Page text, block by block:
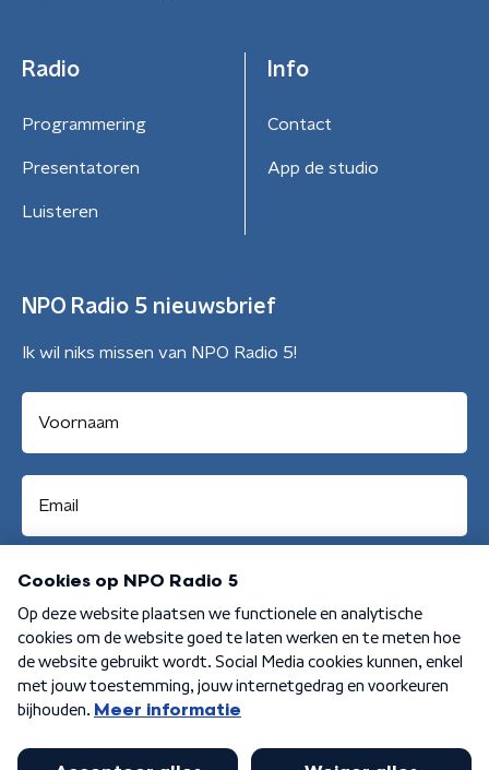
Radio
Programmering
Presentatoren
Luisteren
Info
Contact
App de studio
NPO Radio 5 nieuwsbrief
Ik wil niks missen van NPO Radio 5!
Aanmelden
Algemene voorwaarden Privacybeleid